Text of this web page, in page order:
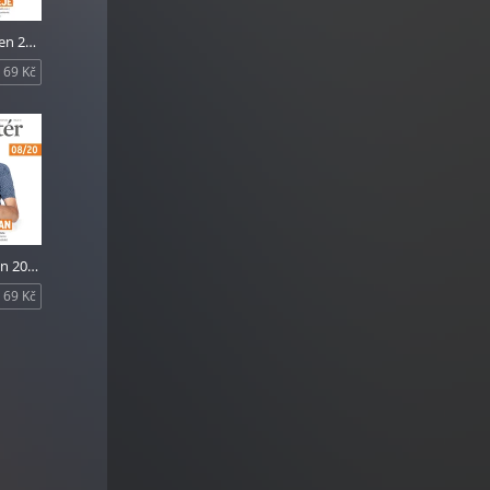
Reportér duben 2020
69 Kč
Reportér srpen 2020
69 Kč